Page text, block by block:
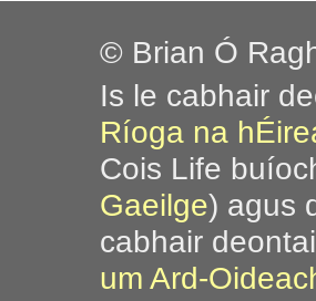
© Brian Ó
Is le cabhair
Ríoga na
Cois Life
Gaeilge) agus
cabhair
um Ard-